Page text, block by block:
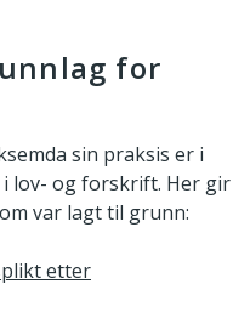
for
sin praksis er i
i lov- og forskrift. Her gir
var lagt til grunn:
etter